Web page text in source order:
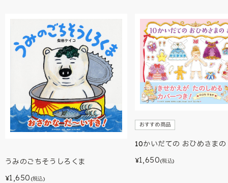
うみのごちそうしろくま
¥1,650 (税込)
おすすめ商品
10かいだての おひめさま
¥1,650(税込)